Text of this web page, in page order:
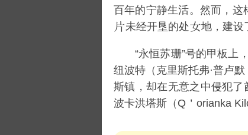
百年的宁静生活。然而，
未经开垦的处
地，建设
“永恒苏珊”号的甲板上
纽波特（克里斯托弗·普卢
斯镇，却在无意之中侵犯了
波卡洪塔斯（Q＇orianka